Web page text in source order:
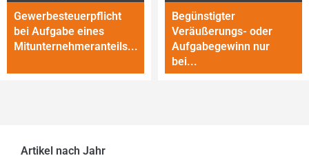
Gewerbesteuerpflicht
bei Auf­ga­be eines
Mitunternehmeranteils...
Begünstigter
Veräußerungs- oder
Aufgabegewinn nur
bei...
Artikel nach Jahr